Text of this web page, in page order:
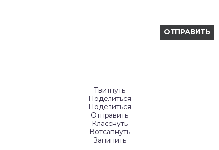
Твитнуть
Поделиться
Поделиться
Отправить
Класснуть
Вотсапнуть
Запинить